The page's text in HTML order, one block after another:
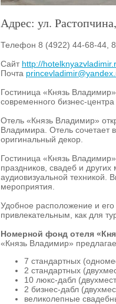
Адрес: ул.
Телефон 8 (4922) 44-68-44,
Сайт http://
Почта
Гостиница «Князь
современного бизнес-
Отель «Князь Владимир»
Владимира. Отель сочетает
оригинальный декор.
Гостиница «Князь
праздников, свадеб и
аудиовизуальной техникой.
мероприятия.
Удобное расположение и
привлекательным, как для
Номерной фонд отеля
«Князь Владимир»
7 стандартных
2 стандартных
10 люкс-дабл
2 бизнес-дабл
великолепные